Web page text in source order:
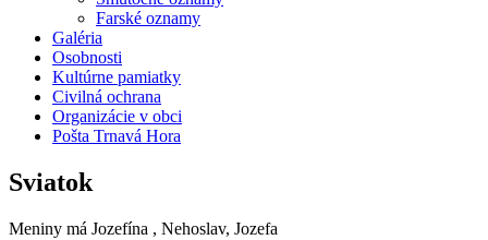
Farské oznamy
Galéria
Osobnosti
Kultúrne pamiatky
Civilná ochrana
Organizácie v obci
Pošta Trnavá Hora
Sviatok
Meniny má Jozefína , Nehoslav, Jozefa